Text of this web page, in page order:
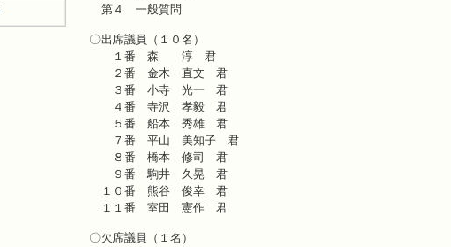
第４ 一般質問
〇出席議員（１０名）
１番 森 淳 君
２番 金木 直文 君
３番 小寺 光一 君
４番 寺沢 孝毅 君
５番 船本 秀雄 君
７番 平山 美知子 君
８番 橋本 修司 君
９番 駒井 久晃 君
１０番 熊谷 俊幸 君
１１番 室田 憲作 君
〇欠席議員（１名）